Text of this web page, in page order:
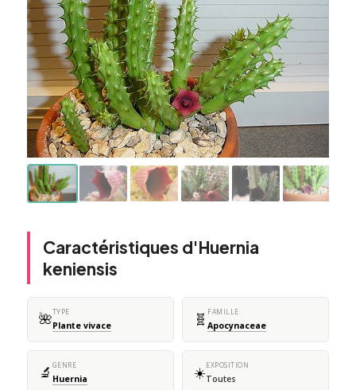
Caractéristiques d'Huernia
keniensis
🌺TYPE
Plante vivace 🧬 FAMILLE
Apocynaceae
🔬 GENRE
Huernia ☀️EXPOSITION
Toutes